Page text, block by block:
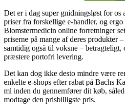
Det er i dag super gnidningsløst for os
priser fra forskellige e-handler, og
Blomstermedicin online forretninger
priserne på mange af deres produkter
samtidig også til voksne – betragteligt,
præstere portofri levering.
Det kan dog ikke desto mindre være
enkelte e-shops efter rabat på Bachs
ml inden du gennemfører dit køb,
modtage den prisbilligste pris.